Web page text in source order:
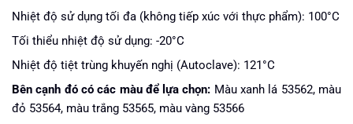
Nhiệt độ sử dụng tối đa (không tiếp xúc với thực phẩm): 100°C
Tối thiểu nhiệt độ sử dụng: -20°C
Nhiệt độ tiệt trùng khuyến nghị (Autoclave): 121°C
Bên cạnh đó có các màu để lựa chọn: Màu xanh lá 53562, màu
đỏ 53564, màu trắng 53565, màu vàng 53566